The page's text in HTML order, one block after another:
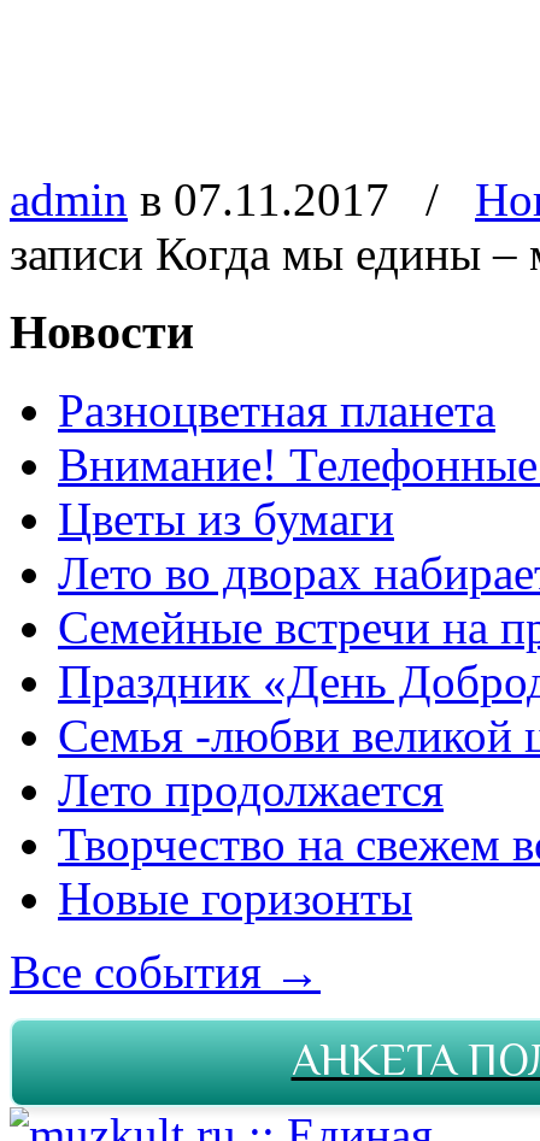
admin в 07.11.2017 /
записи Когда мы едины
Новости
Разноцветная планета
Внимание!
Цветы из бумаги
Лето во дворах
Семейные встречи на
Праздник «День
Семья -любви великой
Лето продолжается
Творчество на свежем
Новые горизонты
Все события →
АНКЕТА